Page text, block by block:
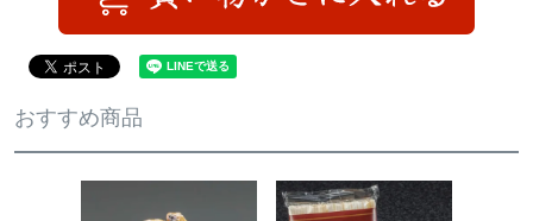
おすすめ商品